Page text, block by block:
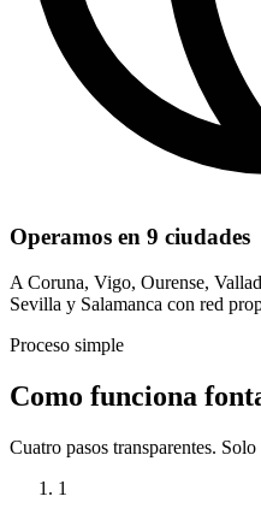
Operamos en 9 ciudades
A Coruna, Vigo, Ourense,
Sevilla y Salamanca con red
Proceso simple
Como funciona
Cuatro pasos transparentes.
1